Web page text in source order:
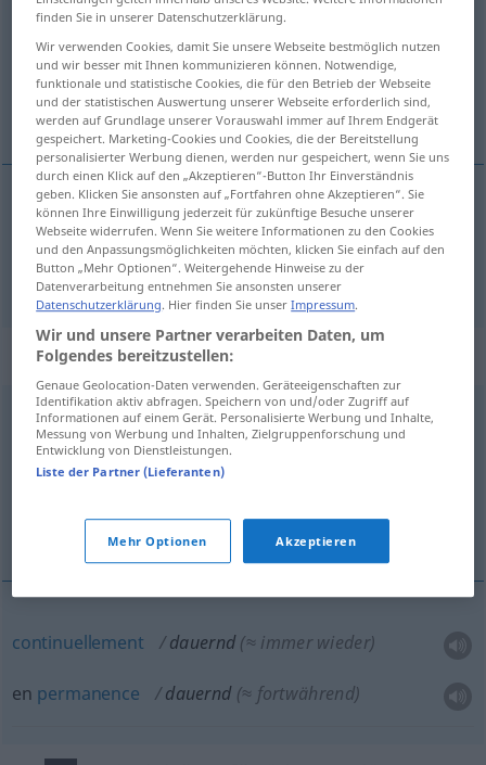
Übersicht aller Übersetzungen
(Für mehr Details die Übersetzung anklicken/antippen)
continuel, permanent
continuel dauernd
permanent dauernd
„dauernd“: als Adverb gebraucht
dauerndadvl
Übersicht aller Übersetzungen
(Für mehr Details die Übersetzung anklicken/antippen)
continuellement dauernd (≈ immer wieder)
en permanence dauernd (≈ fortwährend)
finden Sie in unserer Datenschutzerklärung.
Wir verwenden Cookies, damit Sie unsere Webseite bestmöglich nutzen
und wir besser mit Ihnen kommunizieren können. Notwendige,
funktionale und statistische Cookies, die für den Betrieb der Webseite
und der statistischen Auswertung unserer Webseite erforderlich sind,
werden auf Grundlage unserer Vorauswahl immer auf Ihrem Endgerät
gespeichert. Marketing-Cookies und Cookies, die der Bereitstellung
personalisierter Werbung dienen, werden nur gespeichert, wenn Sie uns
durch einen Klick auf den „Akzeptieren“-Button Ihr Einverständnis
geben. Klicken Sie ansonsten auf „Fortfahren ohne Akzeptieren“. Sie
können Ihre Einwilligung jederzeit für zukünftige Besuche unserer
Webseite widerrufen. Wenn Sie weitere Informationen zu den Cookies
und den Anpassungsmöglichkeiten möchten, klicken Sie einfach auf den
Button „Mehr Optionen“. Weitergehende Hinweise zu der
Datenverarbeitung entnehmen Sie ansonsten unserer
Datenschutzerklärung. Hier finden Sie unserImpressum.
Wir und unsere Partner verarbeiten Daten, um
Folgendes bereitzustellen:
Genaue Geolocation-Daten verwenden. Geräteeigenschaften zur
Identifikation aktiv abfragen. Speichern von und/oder Zugriff auf
Informationen auf einem Gerät. Personalisierte Werbung und Inhalte,
Messung von Werbung und Inhalten, Zielgruppenforschung und
Entwicklung von Dienstleistungen.
Liste der Partner (Lieferanten)
Mehr Optionen Akzeptieren